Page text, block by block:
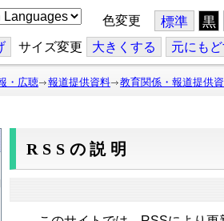
色変更 標準 黒
サイズ変更 大きくする 元にも
・広聴 報道提供資料 教育関係・報道提供
RSSの説明